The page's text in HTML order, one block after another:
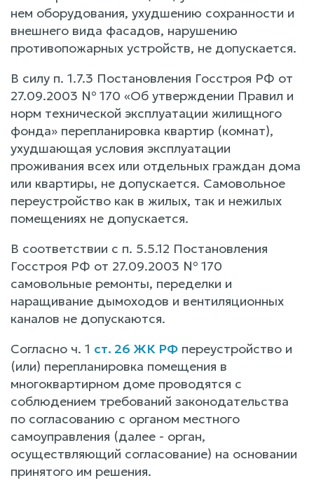
нем оборудования, ухудшению сохранности и
внешнего вида фасадов, нарушению
противопожарных устройств, не допускается.
В силу п. 1.7.3 Постановления Госстроя РФ от
27.09.2003 № 170 «Об утверждении Правил и
норм технической эксплуатации жилищного
фонда» перепланировка квартир (комнат),
ухудшающая условия эксплуатации
проживания всех или отдельных граждан дома
или квартиры, не допускается. Самовольное
переустройство как в жилых, так и нежилых
помещениях не допускается.
В соответствии с п. 5.5.12 Постановления
Госстроя РФ от 27.09.2003 № 170
самовольные ремонты, переделки и
наращивание дымоходов и вентиляционных
каналов не допускаются.
Согласно ч. 1 ст. 26 ЖК РФ переустройство и
(или) перепланировка помещения в
многоквартирном доме проводятся с
соблюдением требований законодательства
по согласованию с органом местного
самоуправления (далее - орган,
осуществляющий согласование) на основании
принятого им решения.